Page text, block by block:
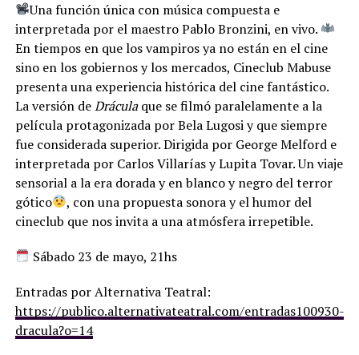
Una función única con música compuesta e
interpretada por el maestro Pablo Bronzini, en vivo.
En tiempos en que los vampiros ya no están en el cine
sino en los gobiernos y los mercados, Cineclub Mabuse
presenta una experiencia histórica del cine fantástico.
La versión deDráculaque se filmó paralelamente a la
película protagonizada por Bela Lugosi y que siempre
fue considerada superior. Dirigida por George Melford e
interpretada por Carlos Villarías y Lupita Tovar. Un viaje
sensorial a la era dorada y en blanco y negro del terror
gótico
, con una propuesta sonora y el humor del
cineclub que nos invita a una atmósfera irrepetible.
Sábado 23 de mayo, 21hs
Entradas por Alternativa Teatral:
https://publico.alternativateatral.com/entradas100930-
dracula?o=14